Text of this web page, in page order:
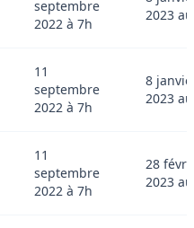
septembre
2022 à 7h
2023
11
septembre
2022 à 7h
8
2023
11
septembre
2022 à 7h
28
2023